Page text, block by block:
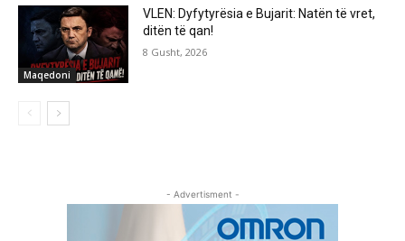
Maqedoni
VLEN: Dyfytyrësia e Bujarit: Natën të vret,
ditën të qan!
8 Gusht, 2026
- Advertisment -